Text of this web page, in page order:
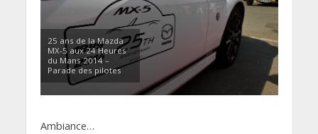
25 ans de la Mazda
MX-5 aux 24 Heures
du Mans 2014 –
Parade des pilotes
Ambiance…